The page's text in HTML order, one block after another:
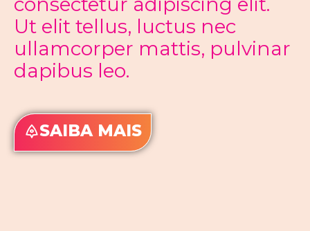
Ut elit tellus, luctus nec
ullamcorper mattis, pulvinar
dapibus leo.
SAIBA MAIS